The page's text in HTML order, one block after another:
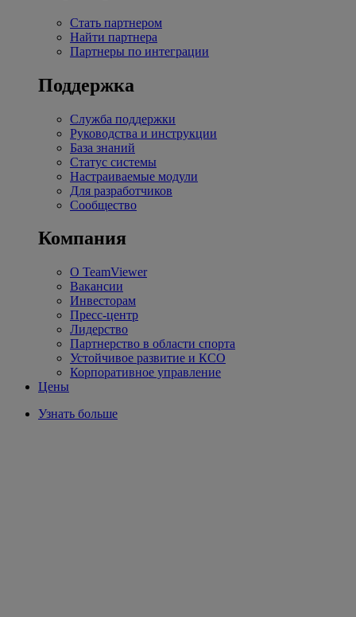
Стать партнером
Найти партнера
Партнеры по интеграции
Поддержка
Служба поддержки
Руководства и инструкции
База знаний
Статус системы
Настраиваемые модули
Для разработчиков
Сообщество
Компания
О TeamViewer
Вакансии
Инвесторам
Пресс-центр
Лидерство
Партнерство в области спорта
Устойчивое развитие и КСО
Корпоративное управление
Цены
Узнать больше